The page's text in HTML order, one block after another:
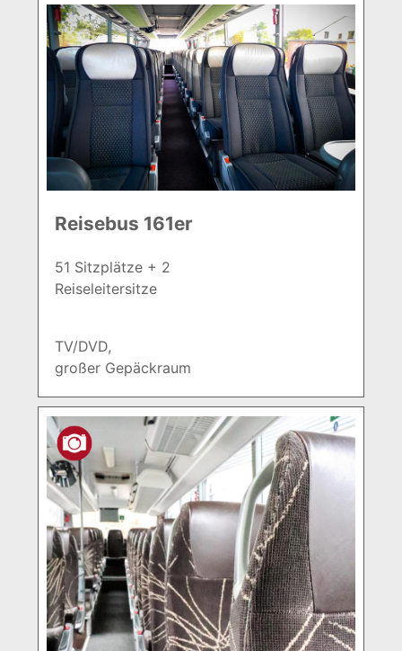
Reisebus 161er
51 Sitzplätze + 2
Reiseleitersitze
TV/DVD,
großer Gepäckraum